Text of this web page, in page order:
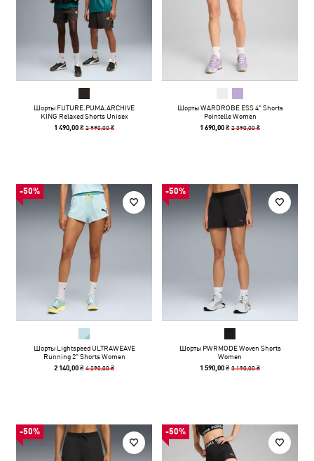
Шорты FUTURE.PUMA.ARCHIVE
KING Relaxed Shorts Unisex
1 490,00 ₴2 990,00 ₴
Шорты WARDROBE ESS 4" Shorts
Pointelle Women
1 690,00 ₴2 390,00 ₴
-50%
Шорты Lightspeed ULTRAWEAVE
Running 2" Shorts Women
2 140,00 ₴4 290,00 ₴
-50%
Шорты PWRMODE Woven Shorts
Women
1 590,00 ₴3 190,00 ₴
-50% -50%